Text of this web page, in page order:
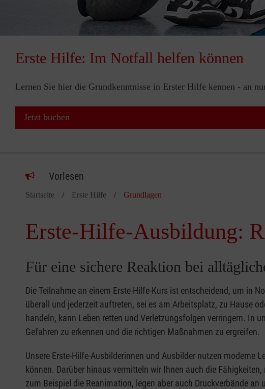
Erste Hilfe: Im Notfall helfen können
Lernen Sie hier die Grundkenntnisse in Erster Hilfe kennen - an
Jetzt buchen
Vorlesen
Startseite Erste Hilfe Grundlagen
Erste-Hilfe-Ausbildung:
Für eine sichere Reaktion bei
Die Teilnahme an einem Erste-Hilfe-Kurs ist entscheidend, um in
überall und jederzeit auftreten, sei es am Arbeitsplatz, zu Hause
handeln, kann Leben retten und Verletzungsfolgen verringern. In
Gefahren zu erkennen und die richtigen Maßnahmen zu ergreifen.
Unsere Erste-Hilfe-Ausbilderinnen und Ausbilder nutzen moderne
können. Darüber hinaus vermitteln wir Ihnen auch die
zum Beispiel die Reanimation, legen aber auch Druckverbände an